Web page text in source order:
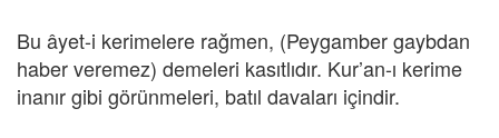
Bu âyet-i kerimelere rağmen, (Peygamber gaybdan
haber veremez) demeleri kasıtlıdır. Kur’an-ı kerime
inanır gibi görünmeleri, batıl davaları içindir.